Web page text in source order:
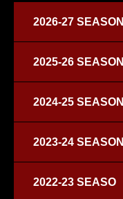
2026-27 SEASON
2025-26 SEASON
2024-25 SEASON
2023-24 SEASON
2022-23 SEASO